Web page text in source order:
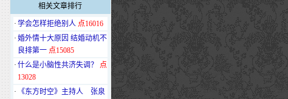
相关文章排行
· 学会怎样拒绝别人 点16016
· 婚外情十大原因 结婚动机不
良排第一 点15085
· 什么是小脑性共济失调？
点
13028
·
《东方时空》主持人 张泉